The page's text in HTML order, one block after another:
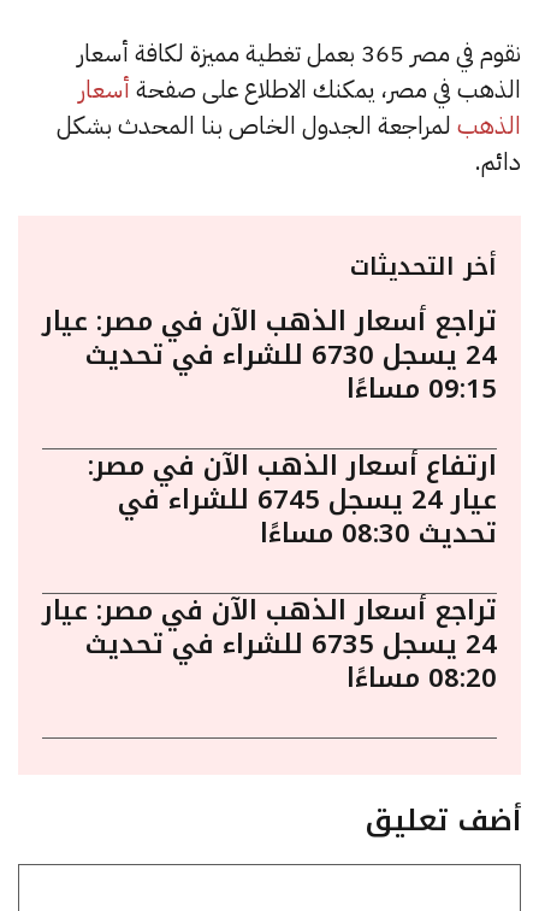
نقوم في مصر 365 بعمل تغطية مميزة لكافة أسعار
الذهب في مصر، يمكنك الاطلاع على صفحة أسعار
الذهب لمراجعة الجدول الخاص بنا المحدث بشكل
دائم.
أخر التحديثات
تراجع أسعار الذهب الآن في مصر: عيار
24 يسجل 6730 للشراء في تحديث
09:15 مساءًا
ارتفاع أسعار الذهب الآن في مصر:
عيار 24 يسجل 6745 للشراء في
تحديث 08:30 مساءًا
تراجع أسعار الذهب الآن في مصر: عيار
24 يسجل 6735 للشراء في تحديث
08:20 مساءًا
أضف تعليق